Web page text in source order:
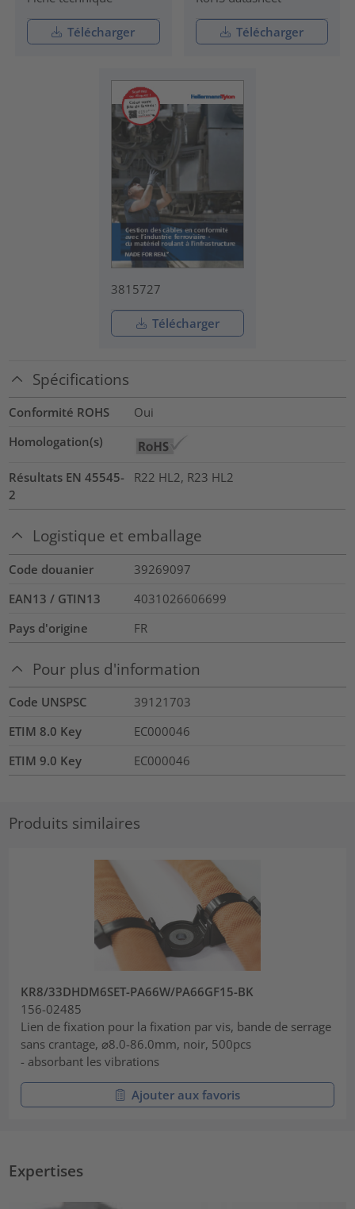
Télécharger Télécharger
3815727
Télécharger
Spécifications
Conformité ROHS
Oui
Homologation(s)
Résultats EN 45545-
2
R22 HL2, R23 HL2
Logistique et emballage
Code douanier
39269097
EAN13 / GTIN13
4031026606699
Pays d'origine
FR
Pour plus d'information
Code UNSPSC
39121703
ETIM 8.0 Key
EC000046
ETIM 9.0 Key
EC000046
Produits similaires
KR8/33DHDM6SET-PA66W/PA66GF15-BK
156-02485
Lien de fixation pour la fixation par vis, bande de serrage
sans crantage, ⌀8.0-86.0mm, noir, 500pcs
- absorbant les vibrations
Ajouter aux favoris
Expertises